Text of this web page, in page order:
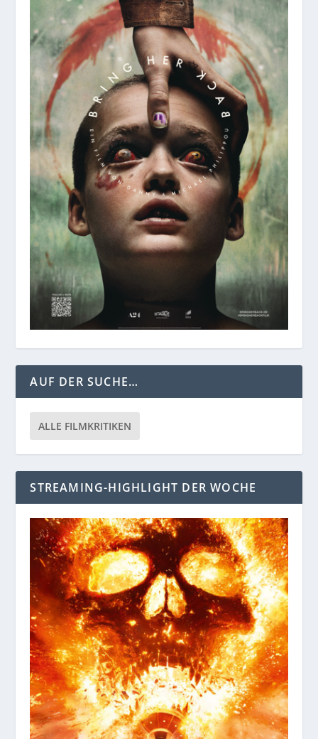
AUF DER SUCHE…
ALLE FILMKRITIKEN
STREAMING-HIGHLIGHT DER WOCHE